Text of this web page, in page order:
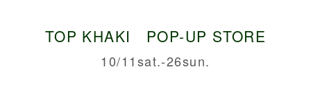
TOP KHAKI POP-UP STORE
10/11sat.-26sun.